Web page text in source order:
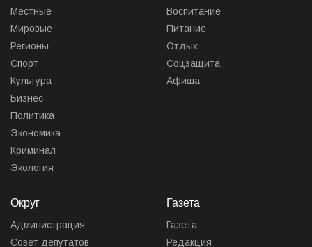
Местные
Мировые
Регионы
Спорт
Культура
Бизнес
Политика
Экономика
Криминал
Экология
Воспитание
Питание
Отдых
Соцзащита
Афиша
Округ
Администрация
Совет депутатов
Газета
Газета
Редакция